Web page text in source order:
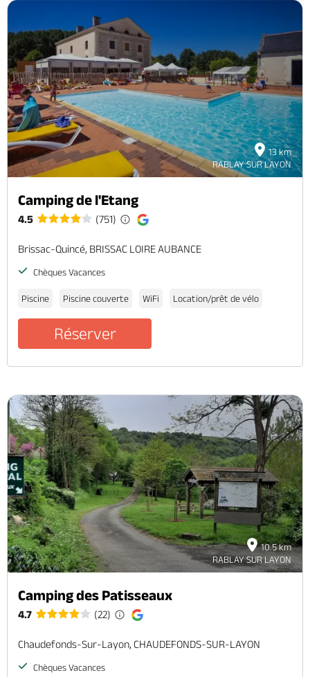
13 km
RABLAY SUR LAYON
Camping de l'Etang
4.5 (751)
Brissac-Quincé, BRISSAC LOIRE AUBANCE
Chèques Vacances
Piscine Piscine couverte WiFi Location/prêt de vélo
Réserver
10.5 km
RABLAY SUR LAYON
Camping des Patisseaux
4.7 (22)
Chaudefonds-Sur-Layon, CHAUDEFONDS-SUR-LAYON
Chèques Vacances